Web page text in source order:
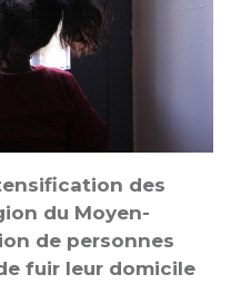
des
du Moyen-
de personnes
fuir leur domicile